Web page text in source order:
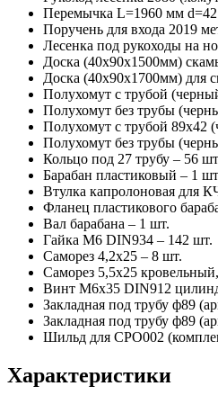
Перемычка L=1960 мм
Поручень для входа 2019
Лесенка под рукоходы на
Доска (40х90х1500мм)
Доска (40х90х1700мм) для
Полухомут с трубой
Полухомут без трубы
Полухомут с трубой 89х42
Полухомут без трубы
Кольцо под 27 трубу – 56
Барабан пластиковый – 1
Втулка капролоновая для
Фланец пластикового
Вал барабана – 1 шт.
Гайка М6 DIN934 – 142 шт.
Саморез 4,2х25 – 8 шт.
Саморез 5,5х25
Винт М6х35 DIN912
Закладная под трубу ф89
Закладная под трубу ф89
Шильд для СРО002
Характеристики